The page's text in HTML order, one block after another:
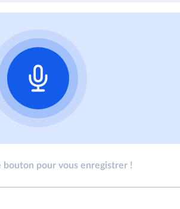
bouton pour vous enregistrer !